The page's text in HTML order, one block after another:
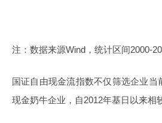
注：数据来源Wind，统计区间2000-
国证自由现金流指数不仅筛选企业
现金奶牛企业，自2012年基日以来相